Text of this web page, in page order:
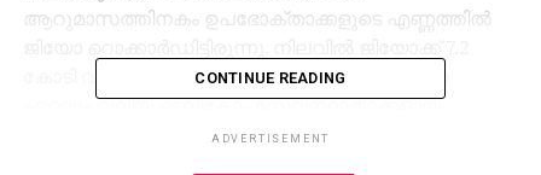
ആറുമാസത്തിനകം ഉപഭോക്താക്കളുടെ എണ്ണത്തില്‍
കോടി വരിക്കാരുണ്ടെന്നാണ് കണക്ക്. രാജ്യത്തെ
ഏറ്റവും വലിയ ടെലികോം സേവനദാതാക്കളായ
എയര്‍ടെല്ലിനും ലയനം തിരിച്ചടിയാവും.
CONTINUE READING
ADVERTISEMENT